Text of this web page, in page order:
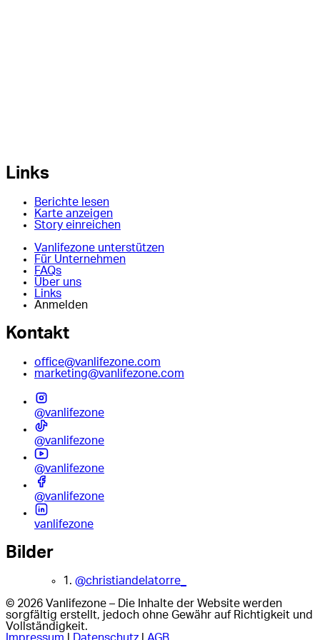
Links
Berichte lesen
Karte anzeigen
Story einreichen
Vanlifezone unterstützen
Für Unternehmen
FAQs
Über uns
Links
Anmelden
Kontakt
office@vanlifezone.com
marketing@vanlifezone.com
@vanlifezone
@vanlifezone
@vanlifezone
@vanlifezone
vanlifezone
Bilder
1. @christiandelatorre_
© 2026 Vanlifezone – Die Inhalte der Website werden
sorgfältig erstellt, jedoch ohne Gewähr auf Richtigkeit und
Vollständigkeit.